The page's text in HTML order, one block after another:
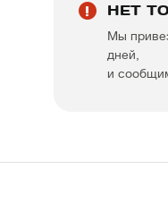
НЕТ
Мы
дней,
и